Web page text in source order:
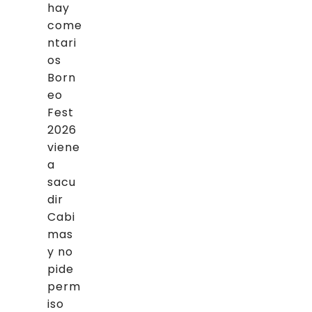
hay
come
ntari
os
Born
eo
Fest
2026
viene
a
sacu
dir
Cabi
mas
y no
pide
perm
iso